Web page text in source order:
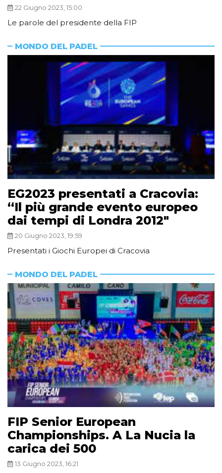
22 Giugno 2023, 15:00
Le parole del presidente della FIP
MONDO DEL PADEL
EG2023 presentati a Cracovia:
“Il più grande evento europeo
dai tempi di Londra 2012″
20 Giugno 2023, 19:59
Presentati i Giochi Europei di Cracovia
MONDO DEL PADEL
FIP Senior European
Championships. A La Nucia la
carica dei 500
13 Giugno 2023, 16:21